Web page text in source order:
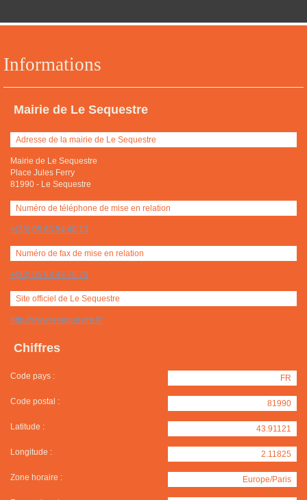
Informations
Mairie de Le Sequestre
Adresse de la mairie de Le Sequestre
Mairie de Le Sequestre
Place Jules Ferry
81990 - Le Sequestre
Numéro de téléphone de mise en relation
+(33) 05 63 54 40 13
Numéro de fax de mise en relation
+(33) 05 63 49 76 73
Site officiel de Le Sequestre
http://www.lesequestre.fr/
Chiffres
Code pays : FR
Code postal : 81990
Latitude : 43.91121
Longitude : 2.11825
Zone horaire : Europe/Paris